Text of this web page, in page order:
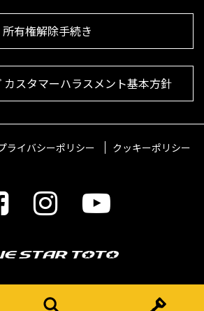
所有権解除手続き
カスタマーハラスメント基本方針
ライバシーポリシー クッキーポリシー